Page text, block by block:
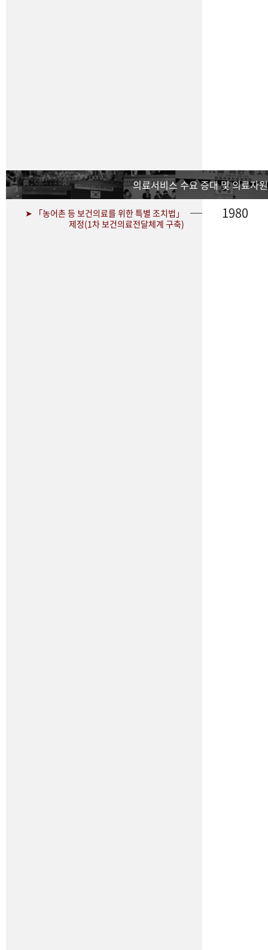
의료서비스 수요 증대 및 의료자
➤ 「농어촌 등 보건의료를 위한 특별 조치법」
제정(1차 보건의료전달체계 구축)
1980